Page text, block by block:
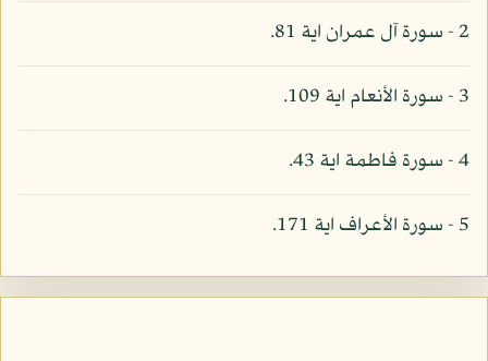
2 - سورة آل عمران اية 81.
3 - سورة الأنعام اية 109.
4 - سورة فاطمة اية 43.
5 - سورة الأعراف اية 171.